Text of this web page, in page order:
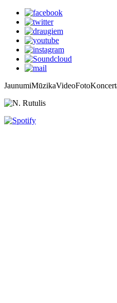
JaunumiMūzikaVideoFoto